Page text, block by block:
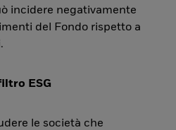
incidere negativamente
del Fondo rispetto a
ESG
le società che